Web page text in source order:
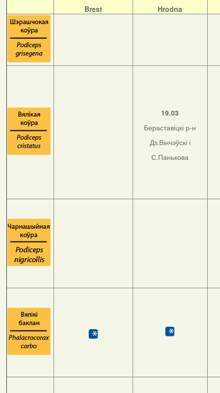
Brest
Hrodna
19.03
Бераставіцкі р-н
Дз.Вінчэўскі і
С.Панькова